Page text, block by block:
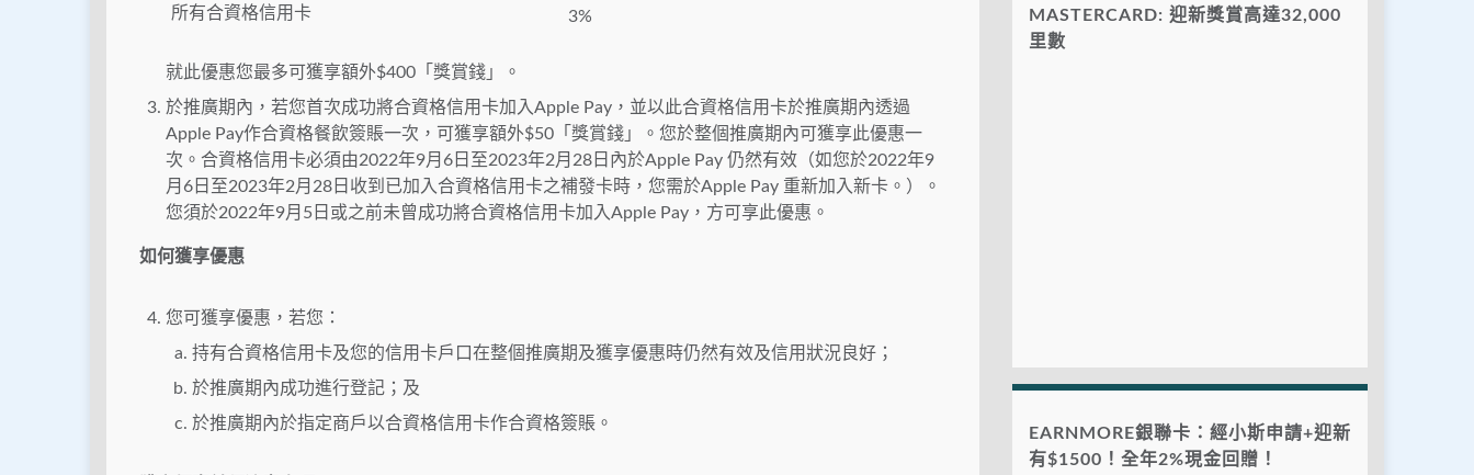
所有合資格信用卡 3%
就此優惠您最多可獲享額外$400「獎賞錢」。
於推廣期內，若您首次成功將合資格信用卡加入Apple Pay，並以此合資格信用卡於推廣期內透過
Apple Pay作合資格餐飲簽賬一次，可獲享額外$50「獎賞錢」。您於整個推廣期內可獲享此優惠一
次。合資格信用卡必須由2022年9月6日至2023年2月28日內於Apple Pay 仍然有效（如您於2022年9
月6日至2023年2月28日收到已加入合資格信用卡之補發卡時，您需於Apple Pay 重新加入新卡。）。
您須於2022年9月5日或之前未曾成功將合資格信用卡加入Apple Pay，方可享此優惠。
如何獲享優惠
您可獲享優惠，若您：
持有合資格信用卡及您的信用卡戶口在整個推廣期及獲享優惠時仍然有效及信用狀況良好；
於推廣期內成功進行登記；及
於推廣期內於指定商戶以合資格信用卡作合資格簽賬。
MASTERCARD: 迎新獎賞高達32,000
里數
EARNMORE銀聯卡：經小斯申請+迎新
有$1500！全年2%現金回贈！